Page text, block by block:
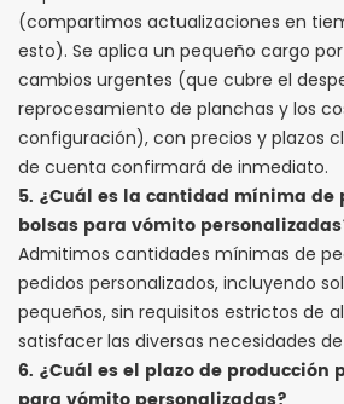
(compartimos actualizaciones en
esto). Se aplica un pequeño cargo
cambios urgentes (que cubre el
reprocesamiento de planchas y los
configuración), con precios y plazos
de cuenta confirmará de inmediato.
5. ¿Cuál es la cantidad mínima de
bolsas para vómito
Admitimos cantidades mínimas de
pedidos personalizados, incluyendo
pequeños, sin requisitos estrictos de
satisfacer las diversas necesidades
6. ¿Cuál es el plazo de producción